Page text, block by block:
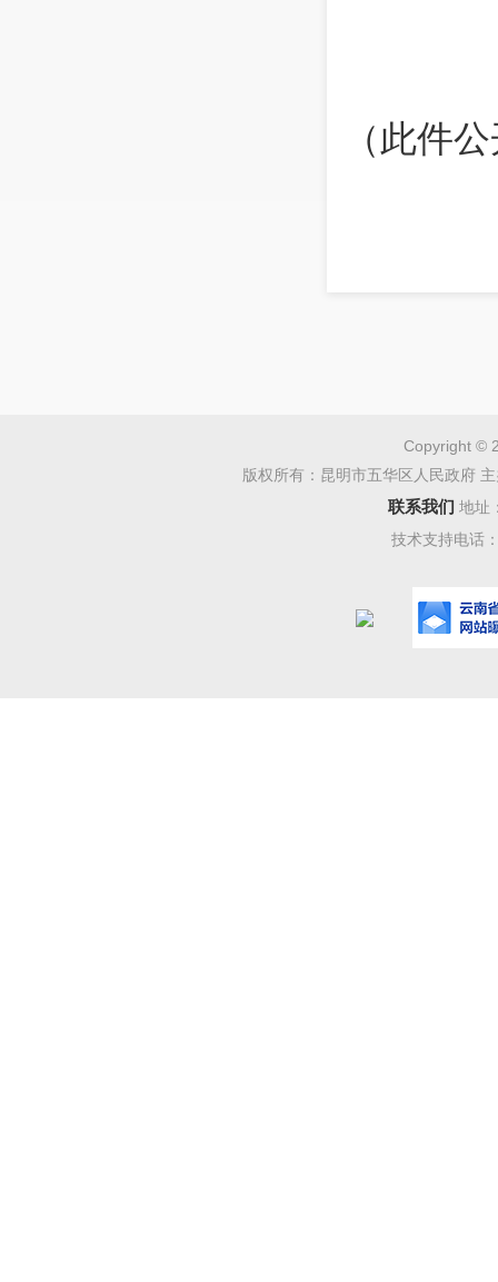
（此件
根据
健康委
点工作
五华区
为推进
Copyright ©
版权所有：昆明市五华区人民政府
联系我们 地址
技术支持电话